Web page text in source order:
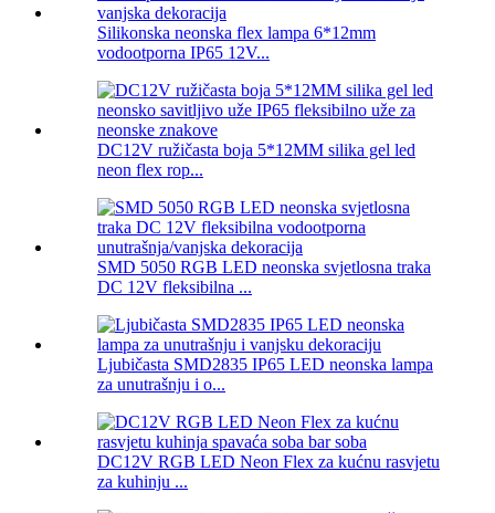
Silikonska neonska flex lampa 6*12mm
vodootporna IP65 12V...
DC12V ružičasta boja 5*12MM silika gel led
neon flex rop...
SMD 5050 RGB LED neonska svjetlosna traka
DC 12V fleksibilna ...
Ljubičasta SMD2835 IP65 LED neonska lampa
za unutrašnju i o...
DC12V RGB LED Neon Flex za kućnu rasvjetu
za kuhinju ...